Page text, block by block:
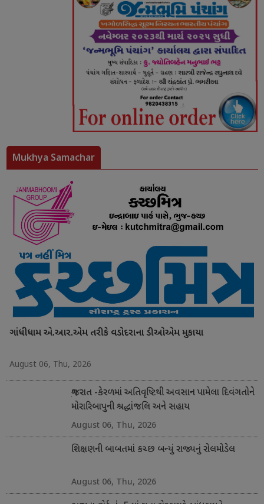
Mukhya Samachar
ગાંધીધામ એ.આર.એમ તરીકે વડોદરાના ડીઓએમ મુકાયા
August 06, Thu, 2026
ગુજરાત -કેરળમાં અતિવૃષ્ટિથી અવસાન પામેલા દિવંગતોને
મોરારિબાપુની શ્રદ્ધાંજલિ અને સહાય
August 06, Thu, 2026
શિક્ષણની બાબતમાં કચ્છ બન્યું રાજ્યનું રોલમોડેલ
August 06, Thu, 2026